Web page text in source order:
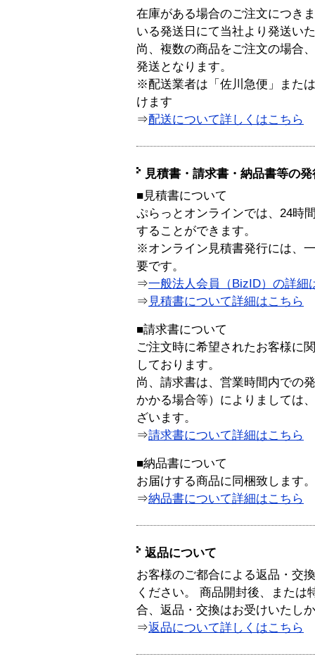
在庫がある場合のご注文につき
いる発送日にて当社より発送い
尚、複数の商品をご注文の場合
発送となります。
※配送業者は「佐川急便」また
けます
⇒配送について詳しくはこちら
見積書・請求書・納品書等の
■見積書について
ぷらっとオンラインでは、24時
することができます。
※オンライン見積書発行には、
要です。
⇒一般法人会員（BizID）の詳細
⇒ 見積書について詳細はこちら
■請求書について
ご注文時に希望されたお客様に
しております。
尚、請求書は、営業時間内での
かかる場合等）によりましては
ざいます。
⇒請求書について詳細はこちら
■納品書について
お届けする商品に同梱致します。
⇒納品書について詳細はこちら
返品について
お客様のご都合による返品・交
ください。 商品開封後、または
合、返品・交換はお受けいたし
⇒返品について詳しくはこちら